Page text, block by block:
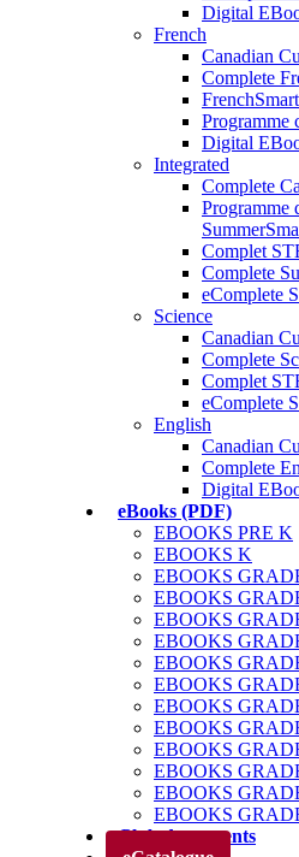
Digital
French
Canadian
Complete
Programme
Digital
Integrated
Complete
Programme
Complet
Complete
eComplete
Science
Canadian
Complete
Complet
eComplete
English
Canadian
Complete
Digital
eBooks (PDF)
EBOOKS PRE K
EBOOKS K
EBOOKS
EBOOKS
EBOOKS
EBOOKS
EBOOKS
EBOOKS
EBOOKS
EBOOKS
EBOOKS
EBOOKS
EBOOKS
EBOOKS
Club des parents